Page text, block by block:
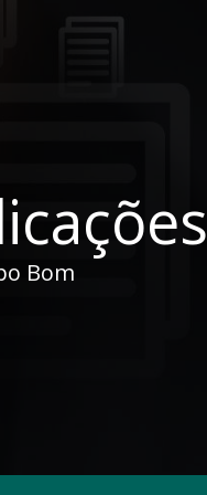
Bom